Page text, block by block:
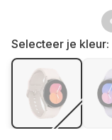
Selecteer je kleur: